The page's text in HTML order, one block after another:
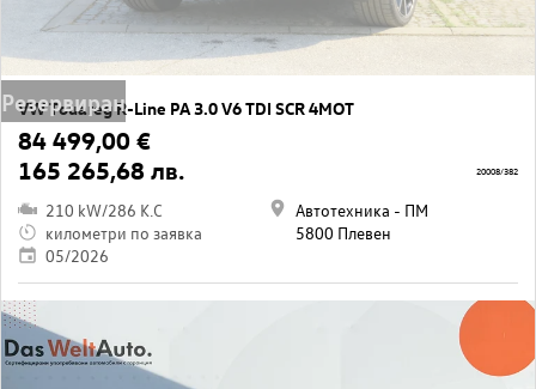
Резервиран
VW Touareg R-Line PA 3.0 V6 TDI SCR 4MOT
84 499,00 €
165 265,68 лв.
210 kW/286 K.C
километри по заявка
05/2026
Автотехника - ПМ
5800 Плевен
20008/382